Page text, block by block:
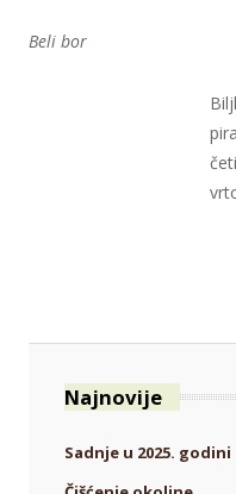
Beli bor
Najnovije
Sadnje u 2025. godini